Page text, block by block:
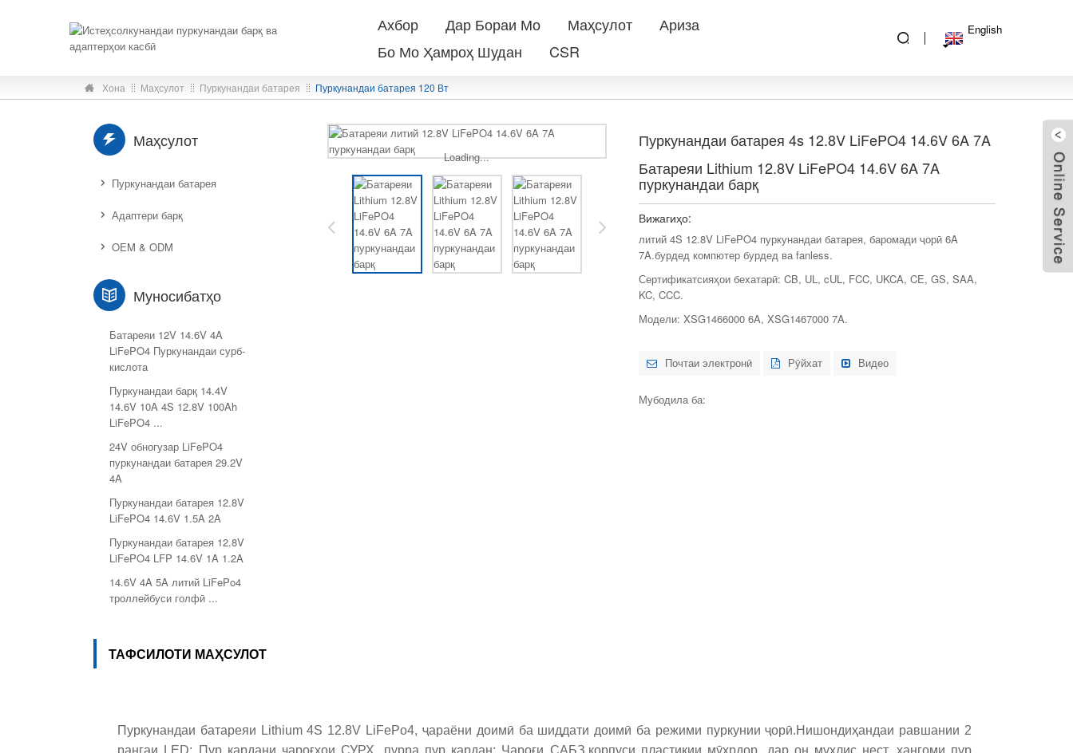
Ахбор Дар Бораи Мо Маҳсулот
Ариза
Бо Мо Ҳамроҳ Шудан
CSR
English
Хона Маҳсулот Пуркунандаи батарея Пуркунандаи батарея 120 Вт
Маҳсулот
Пуркунандаи батарея
Адаптери барқ
OEM & ODM
Муносибатҳо
Батареяи 12V 14.6V 4A
LiFePO4 Пуркунандаи сурб-
кислота
Пуркунандаи барқ ​​14.4V
14.6V 10A 4S 12.8V 100Ah
LiFePO4 ...
24V обногузар LiFePO4
пуркунандаи батарея 29.2V
4A
Пуркунандаи батарея 12.8V
LiFePO4 14.6V 1.5A 2A
Пуркунандаи батарея 12.8V
LiFePO4 LFP 14.6V 1A 1.2A
14.6V 4A 5A литий LiFePo4
троллейбуси голфӣ ...
Loading...
Пуркунандаи батарея 4s 12.8V LiFePO4 14.6V 6A 7A
Батареяи Lithium 12.8V LiFePO4 14.6V 6A 7A
пуркунандаи барқ
Вижагиҳо:
литий 4S 12.8V LiFePO4 пуркунандаи батарея, баромади ҷорӣ 6A
7A.бурдед компютер бурдед ва fanless.
Сертификатсияҳои бехатарӣ: CB, UL, cUL, FCC, UKCA, CE, GS, SAA,
KC, CCC.
Модели: XSG1466000 6A, XSG1467000 7A.
Почтаи электронӣ Рӯйхат Видео
Мубодила ба:
ТАФСИЛОТИ МАҲСУЛОТ
Пуркунандаи батареяи Lithium 4S 12.8V LiFePo4, ҷараёни доимӣ ба шиддати доимӣ ба режими пуркунии ҷорӣ.Нишондиҳандаи равшании 2
рангаи LED: Пур кардани чароғҳои СУРХ, пурра пур кардан: Чароғи САБЗ.корпуси пластикии мӯҳрдор, дар он мухлис нест, ҳангоми пур